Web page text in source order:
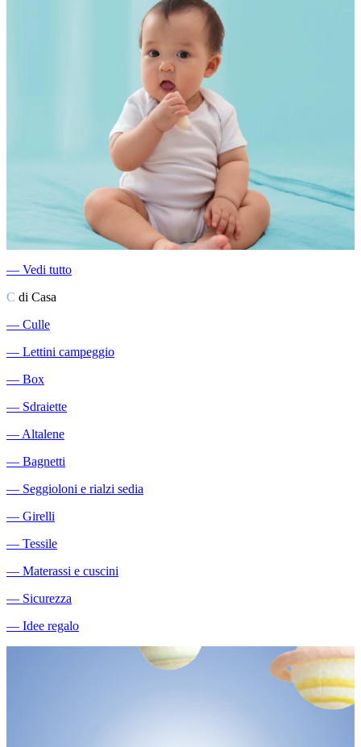
― Vedi tutto
C di Casa
― Culle
― Lettini campeggio
― Box
― Sdraiette
―Altalene
― Bagnetti
― Seggioloni e rialzi sedia
― Girelli
― Tessile
― Materassi e cuscini
― Sicurezza
― Idee regalo